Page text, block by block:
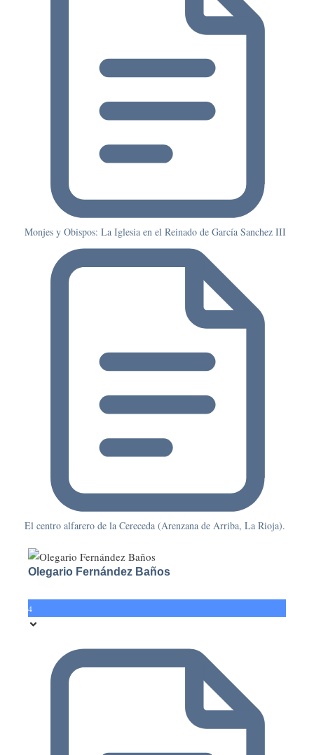
Monjes y Obispos: La Iglesia en el Reinado de García Sanchez III
El centro alfarero de la Cereceda (Arenzana de Arriba, La Rioja).
Olegario Fernández Baños
4